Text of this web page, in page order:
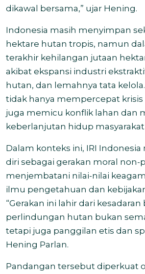
dikawal bersama,” ujar Hening.
Indonesia masih menyimpan
hektare hutan tropis, namun
terakhir kehilangan jutaan
akibat ekspansi industri
hutan, dan lemahnya tata
tidak hanya mempercepat
juga memicu konflik lahan dan
keberlanjutan hidup masyarakat
Dalam konteks ini, IRI
diri sebagai gerakan moral non-
menjembatani nilai-nilai
ilmu pengetahuan dan
“Gerakan ini lahir dari kesadaran
perlindungan hutan bukan
tetapi juga panggilan etis dan
Hening Parlan.
Pandangan tersebut diperkuat